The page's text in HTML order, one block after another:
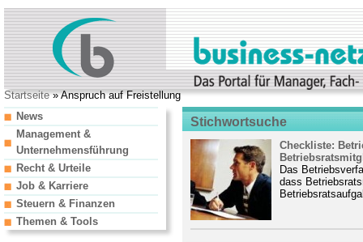
Startseite» Anspruch auf Freistellung
Stichwortsuche
Checkliste:
Das
dass
News
Management &
Unternehmensführung
Recht & Urteile
Job & Karriere
Steuern & Finanzen
Themen & Tools